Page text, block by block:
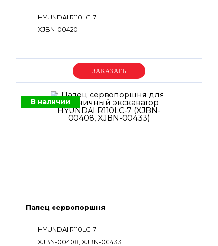
HYUNDAI R110LC-7
XJBN-00420
Уточняйте цену
В наличии
Палец сервопоршня
HYUNDAI R110LC-7
XJBN-00408, XJBN-00433